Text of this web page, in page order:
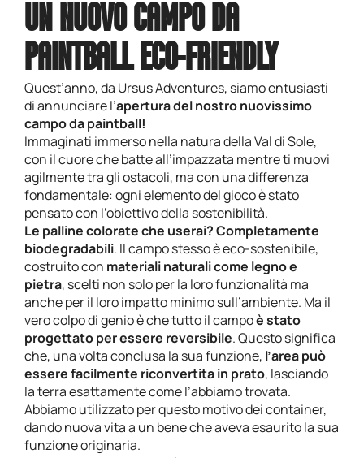
UN NUOVO CAMPO DA
PAINTBALL ECO-FRIENDLY
Quest’anno, da Ursus Adventures, siamo entusiasti
di annunciare l’apertura del nostro nuovissimo
campo da paintball!
Immaginati immerso nella natura della Val di Sole,
con il cuore che batte all’impazzata mentre ti muovi
agilmente tra gli ostacoli, ma con una differenza
fondamentale: ogni elemento del gioco è stato
pensato con l’obiettivo della sostenibilità.
Le palline colorate che userai? Completamente
biodegradabili. Il campo stesso è eco-sostenibile,
costruito con materiali naturali come legno e
pietra, scelti non solo per la loro funzionalità ma
anche per il loro impatto minimo sull’ambiente. Ma il
vero colpo di genio è che tutto il campoè stato
progettato per essere reversibile. Questo significa
che, una volta conclusa la sua funzione, l’area può
essere facilmente riconvertita in prato, lasciando
la terra esattamente come l’abbiamo trovata.
Abbiamo utilizzato per questo motivo dei container,
dando nuova vita a un bene che aveva esaurito la sua
funzione originaria.